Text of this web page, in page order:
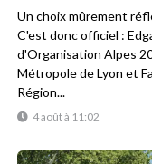
4 août à 11:02
Un choix mûrement
C'est donc officiel :
d'Organisation Alpes
Métropole de Lyon et
Région...